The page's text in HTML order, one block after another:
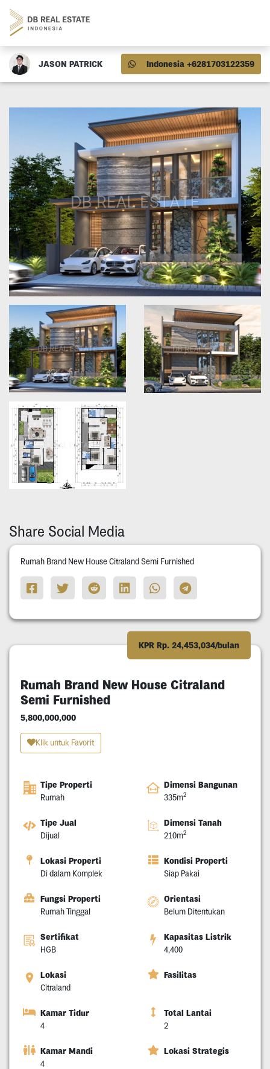
JASON PATRICK Indonesia +6281703122359
Share Social Media
Rumah Brand New House Citraland Semi Furnished
KPR Rp. 24,453,034/bulan
Rumah Brand New House Citraland
Semi Furnished
5,800,000,000
Klik untuk Favorit
Tipe Properti
Rumah
Dimensi Bangunan
335m2
Tipe Jual
Dijual
Dimensi Tanah
210m2
Lokasi Properti
Di dalam Komplek
Kondisi Properti
Siap Pakai
Fungsi Properti
Rumah Tinggal
Orientasi
Belum Ditentukan
Sertifikat
HGB
Kapasitas Listrik
4,400
Lokasi
Citraland
Fasilitas
Kamar Tidur
4
Total Lantai
2
Kamar Mandi
4
Lokasi Strategis